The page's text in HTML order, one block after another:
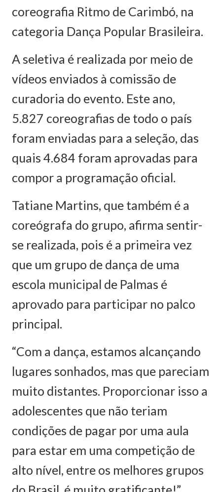
coreografia Ritmo de Carimbó, na
categoria Dança Popular Brasileira.
A seletiva é realizada por meio de
vídeos enviados à comissão de
curadoria do evento. Este ano,
5.827 coreografias de todo o país
foram enviadas para a seleção, das
quais 4.684 foram aprovadas para
compor a programação oficial.
Tatiane Martins, que também é a
coreógrafa do grupo, afirma sentir-
se realizada, pois é a primeira vez
que um grupo de dança de uma
escola municipal de Palmas é
aprovado para participar no palco
principal.
“Com a dança, estamos alcançando
lugares sonhados, mas que pareciam
muito distantes. Proporcionar isso a
adolescentes que não teriam
condições de pagar por uma aula
para estar em uma competição de
alto nível, entre os melhores grupos